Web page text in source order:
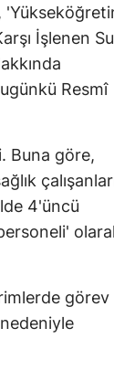
İşlenen
Resmî
Buna göre,
4'üncü
görev